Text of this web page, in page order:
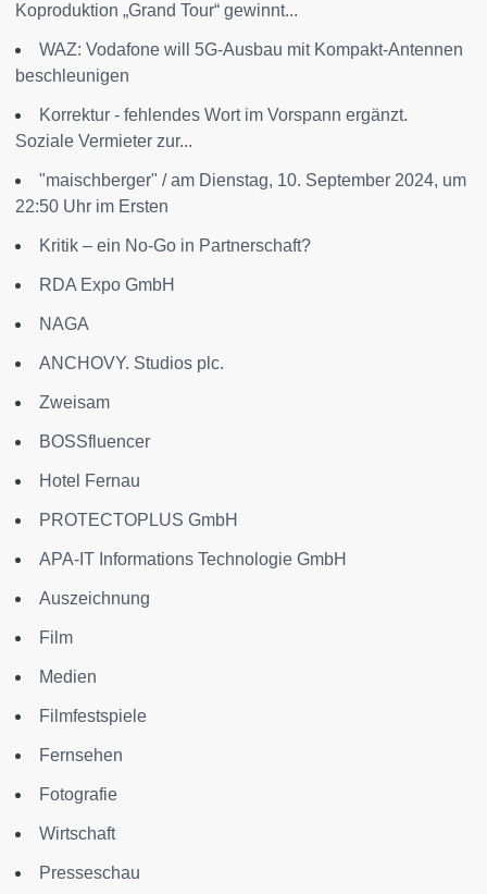
Koproduktion „Grand Tour“ gewinnt...
WAZ: Vodafone will 5G-Ausbau mit Kompakt-Antennen
beschleunigen
Korrektur - fehlendes Wort im Vorspann ergänzt.
Soziale Vermieter zur...
"maischberger" / am Dienstag, 10. September 2024, um
22:50 Uhr im Ersten
Kritik – ein No-Go in Partnerschaft?
RDA Expo GmbH
NAGA
ANCHOVY. Studios plc.
Zweisam
BOSSfluencer
Hotel Fernau
PROTECTOPLUS GmbH
APA-IT Informations Technologie GmbH
Auszeichnung
Film
Medien
Filmfestspiele
Fernsehen
Fotografie
Wirtschaft
Presseschau